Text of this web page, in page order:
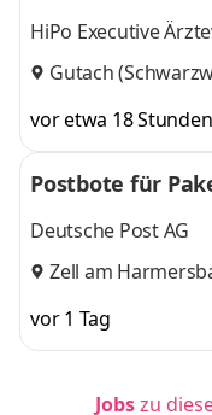
HiPo Executive
Gutach
vor etwa 18 Stunden
Postbote für
Deutsche Post AG
Zell am
vor 1 Tag
Jobszu